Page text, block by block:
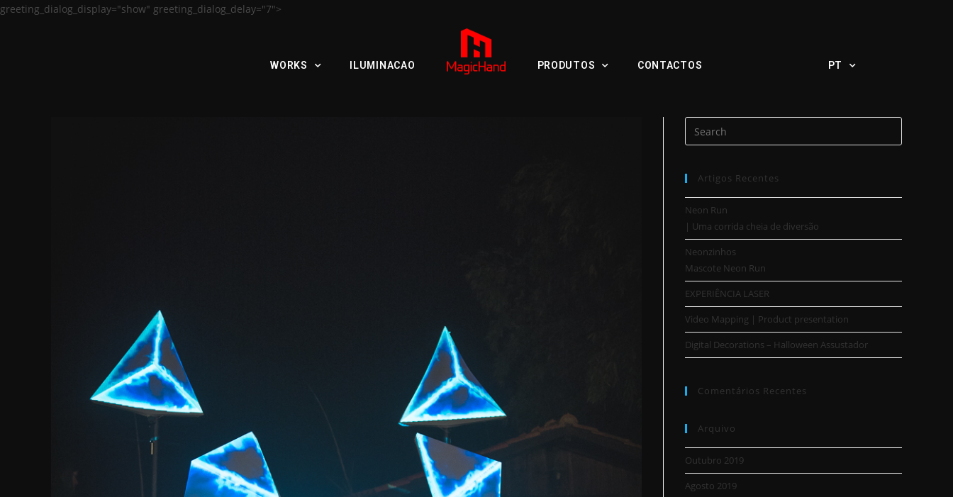
greeting_dialog_display="show" greeting_dialog_delay="7">
WORKS ILUMINACAO PRODUTOS CONTACTOS PT
Artigos Recentes
Neon Run
| Uma corrida cheia de diversão
Neonzinhos
Mascote Neon Run
EXPERIÊNCIA LASER
Video Mapping | Product presentation
Digital Decorations – Halloween Assustador
Comentários Recentes
Arquivo
Outubro 2019
Agosto 2019